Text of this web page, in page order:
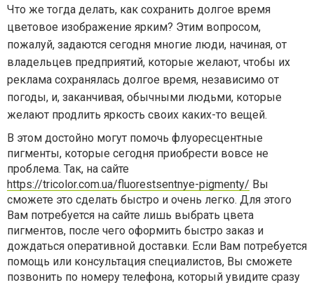
Что же тогда делать, как сохранить долгое время
цветовое изображение ярким? Этим вопросом,
пожалуй, задаются сегодня многие люди, начиная, от
владельцев предприятий, которые желают, чтобы их
реклама сохранялась долгое время, независимо от
погоды, и, заканчивая, обычными людьми, которые
желают продлить яркость своих каких-то вещей.
В этом достойно могут помочь флуоресцентные
пигменты, которые сегодня приобрести вовсе не
проблема. Так, на сайте
https://tricolor.com.ua/fluorestsentnye-pigmenty/ Вы
сможете это сделать быстро и очень легко. Для этого
Вам потребуется на сайте лишь выбрать цвета
пигментов, после чего оформить быстро заказ и
дождаться оперативной доставки. Если Вам потребуется
помощь или консультация специалистов, Вы сможете
позвонить по номеру телефона, который увидите сразу